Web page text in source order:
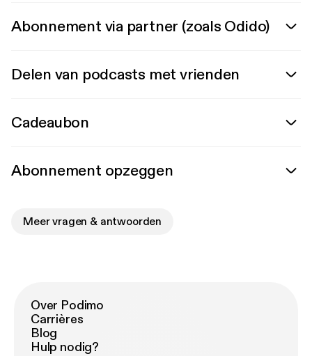
Abonnement via partner (zoals Odido)
Delen van podcasts met vrienden
Cadeaubon
Abonnement opzeggen
Meer vragen & antwoorden
Over Podimo
Carrières
Blog
Hulp nodig?